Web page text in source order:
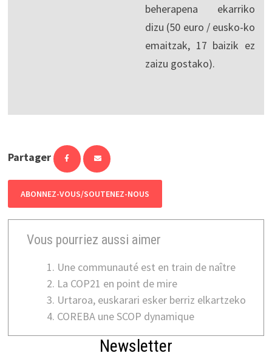
beherapena ekarriko
dizu (50 euro / eusko-ko
emaitzak, 17 baizik ez
zaizu gostako).
Partager
ABONNEZ-VOUS/SOUTENEZ-NOUS
Vous pourriez aussi aimer
Une communauté est en train de naître
La COP21 en point de mire
Urtaroa, euskarari esker berriz elkartzeko
COREBA une SCOP dynamique
Newsletter